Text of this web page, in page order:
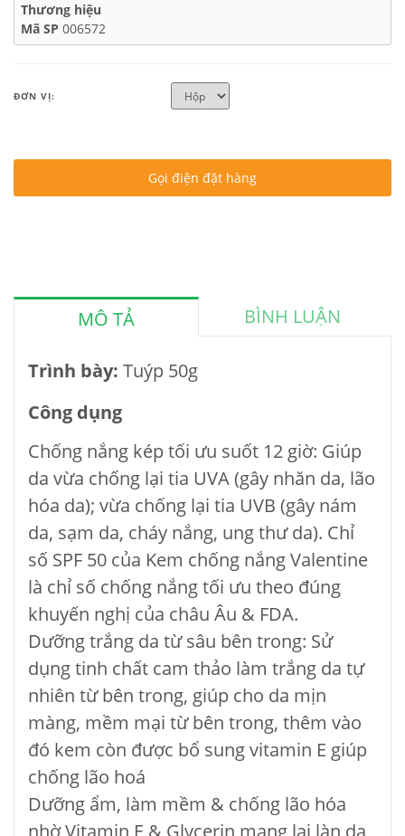
Thương hiệu
Mã SP 006572
ĐƠN VỊ:
Gọi điện đặt hàng
MÔ TẢ BÌNH LUẬN
Trình bày: Tuýp 50g
Công dụng
Chống nắng kép tối ưu suốt 12 giờ: Giúp
da vừa chống lại tia UVA (gây nhăn da, lão
hóa da); vừa chống lại tia UVB (gây nám
da, sạm da, cháy nắng, ung thư da). Chỉ
số SPF 50 của Kem chống nắng Valentine
là chỉ số chống nắng tối ưu theo đúng
khuyến nghị của châu Âu & FDA.
Dưỡng trắng da từ sâu bên trong: Sử
dụng tinh chất cam thảo làm trắng da tự
nhiên từ bên trong, giúp cho da mịn
màng, mềm mại từ bên trong, thêm vào
đó kem còn được bổ sung vitamin E giúp
chống lão hoá
Dưỡng ẩm, làm mềm & chống lão hóa
nhờ Vitamin E & Glycerin mang lại làn da